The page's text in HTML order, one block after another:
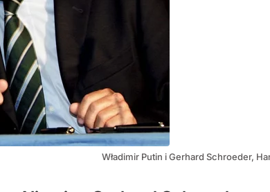
Władimir Putin i Gerhard Schroeder,